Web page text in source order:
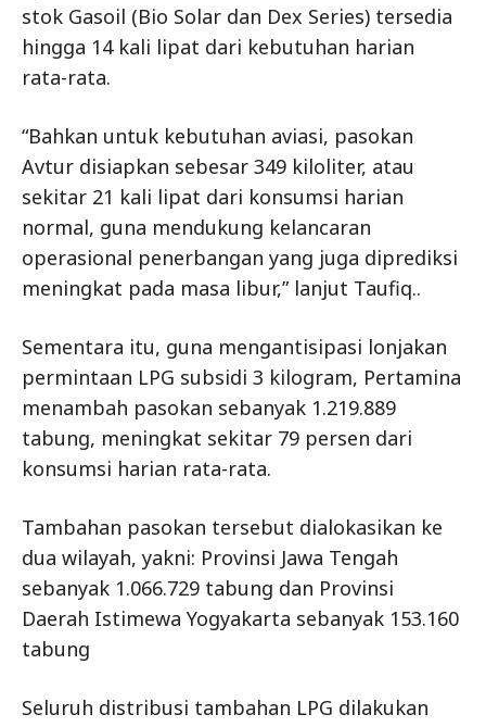
stok Gasoil (Bio Solar dan Dex Series) tersedia
hingga 14 kali lipat dari kebutuhan harian
rata-rata.
“Bahkan untuk kebutuhan aviasi, pasokan
Avtur disiapkan sebesar 349 kiloliter, atau
sekitar 21 kali lipat dari konsumsi harian
normal, guna mendukung kelancaran
operasional penerbangan yang juga diprediksi
meningkat pada masa libur,” lanjut Taufiq..
Sementara itu, guna mengantisipasi lonjakan
permintaan LPG subsidi 3 kilogram, Pertamina
menambah pasokan sebanyak 1.219.889
tabung, meningkat sekitar 79 persen dari
konsumsi harian rata-rata.
Tambahan pasokan tersebut dialokasikan ke
dua wilayah, yakni: Provinsi Jawa Tengah
sebanyak 1.066.729 tabung dan Provinsi
Daerah Istimewa Yogyakarta sebanyak 153.160
tabung
Seluruh distribusi tambahan LPG dilakukan